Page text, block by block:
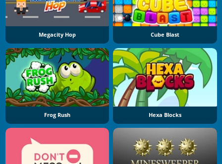
Megacity Hop Cube Blast
Frog Rush Hexa Blocks